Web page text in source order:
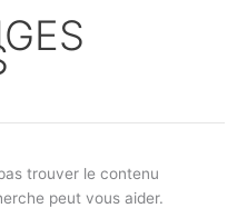
trouver le contenu
peut vous aider.